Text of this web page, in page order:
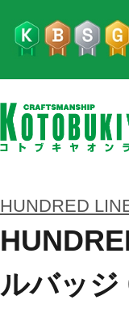
HUNDRED
ルバッジ